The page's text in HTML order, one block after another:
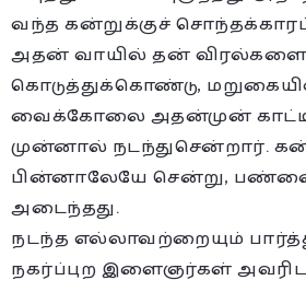
வந்த கன்றுக்குச்
அதன் வாயில் தன்
கொடுத்துக்கொண்டு,
வைக்கோலை அதன்முன்
முன்னால் நடந்துசென்றார்.
பின்னாலேயே சென்று,
அடைந்தது.
நடந்த எல்லாவற்றையும்
நகர்ப்புற இளைஞர்கள்